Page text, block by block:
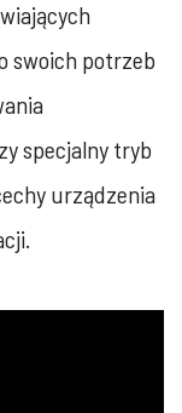
swoich potrzeb
specjalny tryb
urządzenia